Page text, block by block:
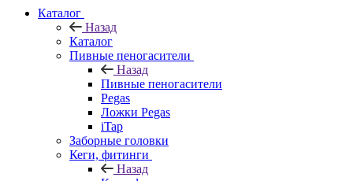
Каталог
Назад
Каталог
Пивные пеногасители
Назад
Пивные пеногасители
Pegas
Ложки Pegas
iTap
Заборные головки
Кеги, фитинги
Назад